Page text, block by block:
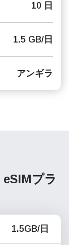
10 日
1.5 GB/日
アンギラ
eSIMプラ
1.5GB/日